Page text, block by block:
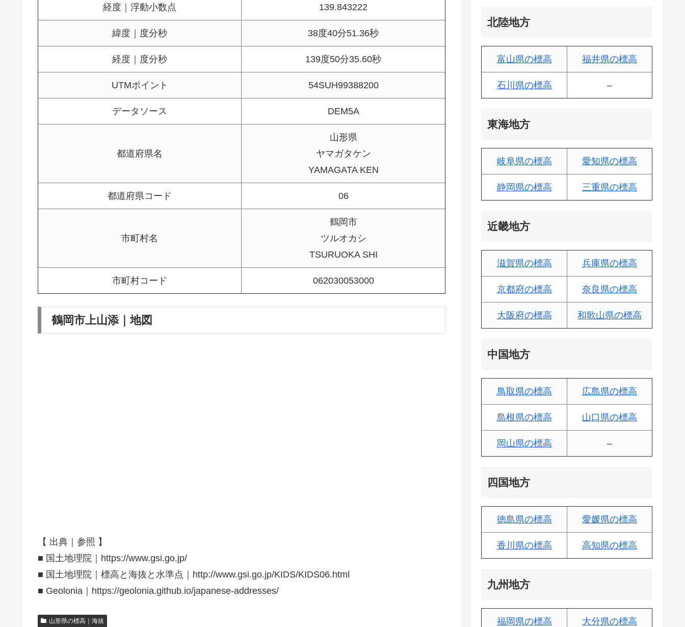
経度｜浮動小数点 139.843222
緯度｜度分秒 38度40分51.36秒
経度｜度分秒 139度50分35.60秒
UTMポイント 54SUH99388200
データソース DEM5A
都道府県名
山形県
ヤマガタケン
YAMAGATA KEN
都道府県コード 06
市町村名
鶴岡市
ツルオカシ
TSURUOKA SHI
市町村コード 062030053000
鶴岡市上山添｜地図
【 出典｜参照 】
■ 国土地理院｜https://www.gsi.go.jp/
■ 国土地理院｜標高と海抜と水準点｜http://www.gsi.go.jp/KIDS/KIDS06.html
■ Geolonia｜https://geolonia.github.io/japanese-addresses/
山形県の標高｜海抜
北陸地方
富山県の標高 福井県の標高
石川県の標高 –
東海地方
岐阜県の標高 愛知県の標高
静岡県の標高 三重県の標高
近畿地方
滋賀県の標高 兵庫県の標高
京都府の標高 奈良県の標高
大阪府の標高 和歌山県の標高
中国地方
鳥取県の標高 広島県の標高
島根県の標高 山口県の標高
岡山県の標高 –
四国地方
徳島県の標高 愛媛県の標高
香川県の標高 高知県の標高
九州地方
福岡県の標高 大分県の標高